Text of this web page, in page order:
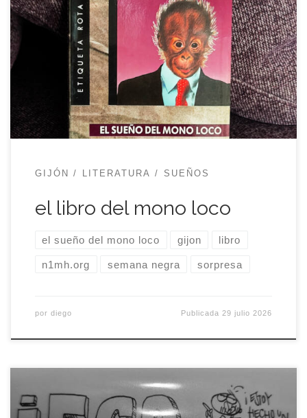
menos los alojados en WordPress) y, en este blog
dos de ellos llevan inalterados desde el primer día,
allá por 2003. Uno es el título, que lo copié
descaradamente de una película de Fernando
Trueba que había visto unos meses antes. Por el
GIJÓN LITERATURA SUEÑOS
el libro del mono loco
el sueño del mono loco gijon libro
n1mh.org semana negra sorpresa
por diego Publicada 29 julio 2026
Hoy cumplo cincuenta años. Medio siglo que, en